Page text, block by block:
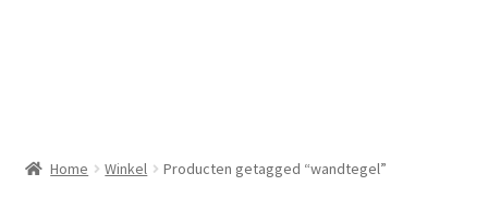
Mozaïekvellen
Home Winkel Producten getagged “wandtegel”